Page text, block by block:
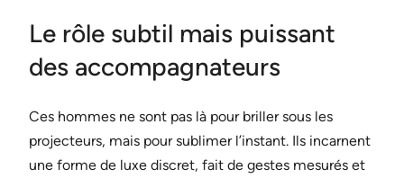
Le rôle subtil mais puissant
des accompagnateurs
Ces hommes ne sont pas là pour briller sous les
projecteurs, mais pour sublimer l’instant. Ils incarnent
une forme de luxe discret, fait de gestes mesurés et